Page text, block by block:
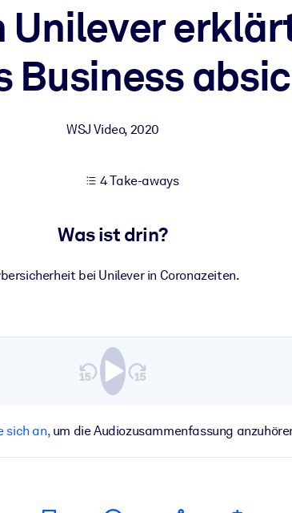
zu optimieren.
Unilever
Business
WSJ Video, 2020
4 Take-aways
Was ist drin?
bei Unilever in Coronazeiten.
sich an,um die Audiozusammenfassung